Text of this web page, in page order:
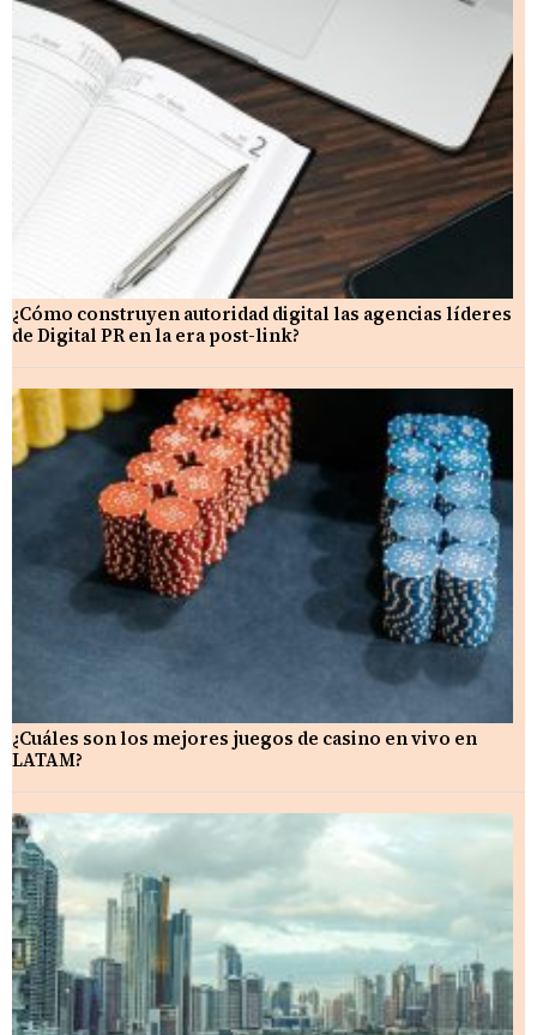
¿Cómo construyen autoridad digital las agencias líderes
de Digital PR en la era post-link?
¿Cuáles son los mejores juegos de casino en vivo en
LATAM?